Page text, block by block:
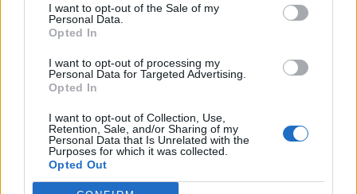
I want to opt-out of the Sale of my
Personal Data.
Opted In
I want to opt-out of processing my
Personal Data for Targeted Advertising.
Opted In
I want to opt-out of Collection, Use,
Retention, Sale, and/or Sharing of my
Personal Data that Is Unrelated with the
Purposes for which it was collected.
Opted Out
l'emersione del sommerso. I docenti non
strutturare ciò che fanno per dare valore
alle funzioni che da oggi diventano di
sistema. Bisogna che agli insegnanti
vengano riconosciute, per ciò che fanno,
competenze a livello economico e con una